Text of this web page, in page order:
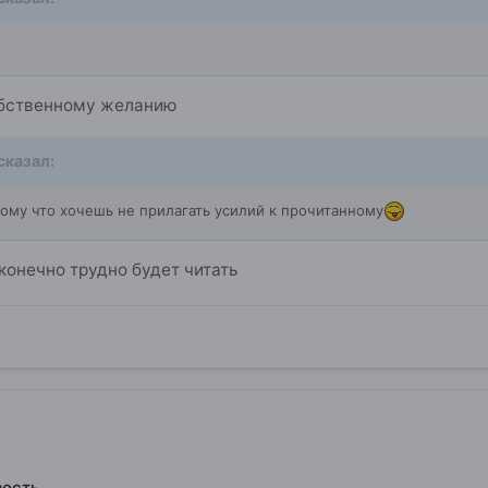
желанию
что хочешь не прилагать усилий к прочитанному
трудно будет читать